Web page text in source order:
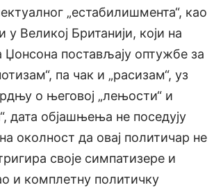
„естабилишмента“, као
у Великој Британији, који на
Џонсона постављају оптужбе за
па чак и „расизам“, уз
о његовој „лењости“ и
дата објашњења не поседују
околност да овај политичар не
своје симпатизере и
и комплетну политичку